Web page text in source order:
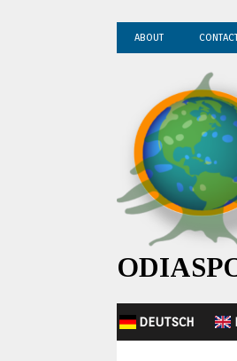
ABOUT
DEUTSCH